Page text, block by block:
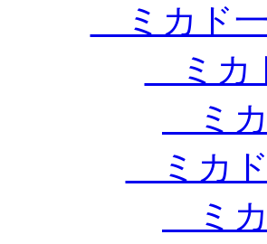
ミカド
ミカ
ミカ
ミカド
ミカ